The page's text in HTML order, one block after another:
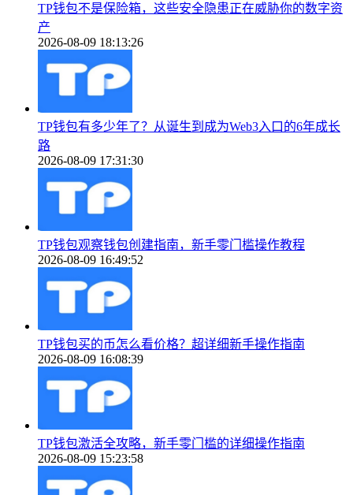
TP钱包不是保险箱，这些安全隐患正在威胁你的数字资
产
2026-08-09 18:13:26
TP钱包有多少年了？从诞生到成为Web3入口的6年成长
路
2026-08-09 17:31:30
TP钱包观察钱包创建指南，新手零门槛操作教程
2026-08-09 16:49:52
TP钱包买的币怎么看价格？超详细新手操作指南
2026-08-09 16:08:39
TP钱包激活全攻略，新手零门槛的详细操作指南
2026-08-09 15:23:58